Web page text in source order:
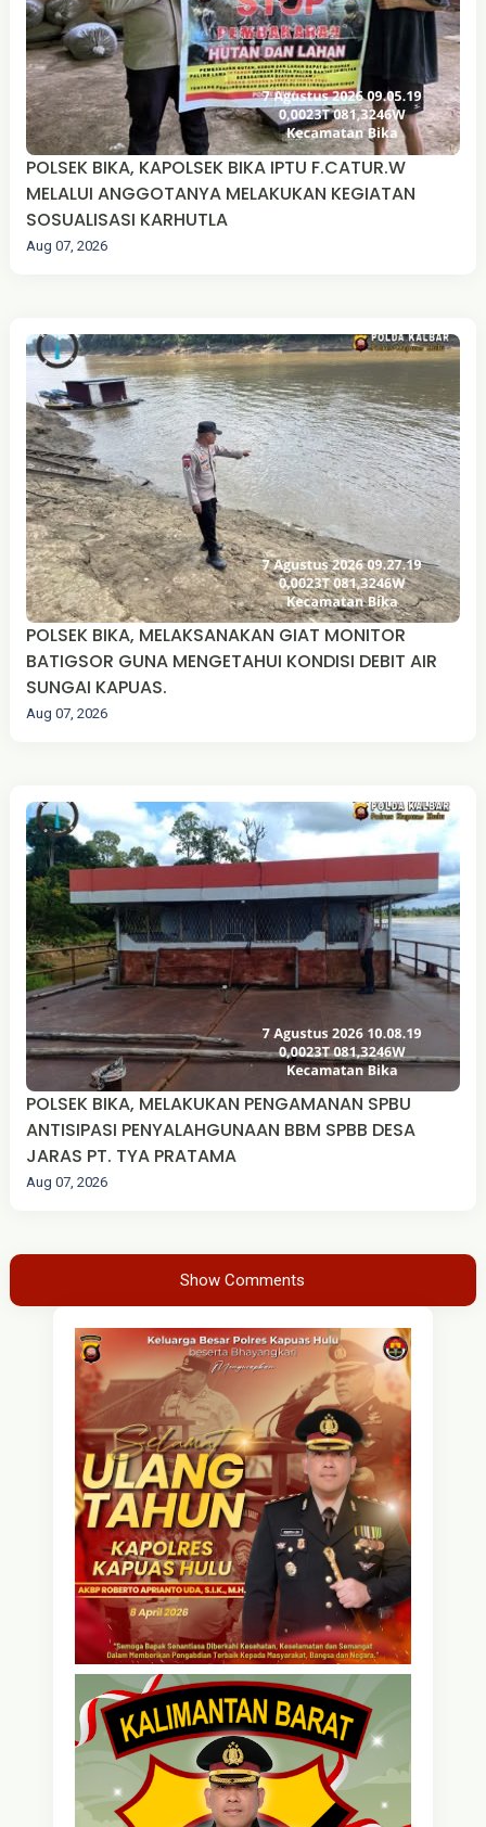
POLSEK BIKA, KAPOLSEK BIKA IPTU F.CATUR.W
MELALUI ANGGOTANYA MELAKUKAN KEGIATAN
SOSUALISASI KARHUTLA
Aug 07, 2026
POLSEK BIKA, MELAKSANAKAN GIAT MONITOR
BATIGSOR GUNA MENGETAHUI KONDISI DEBIT AIR
SUNGAI KAPUAS.
Aug 07, 2026
POLSEK BIKA, MELAKUKAN PENGAMANAN SPBU
ANTISIPASI PENYALAHGUNAAN BBM SPBB DESA
JARAS PT. TYA PRATAMA
Aug 07, 2026
Show Comments